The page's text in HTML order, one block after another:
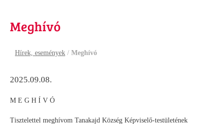
Meghívó
Hírek, események / Meghívó
2025.09.08.
M E G H Í V Ó
Tisztelettel meghívom Tanakajd Község Képviselő-testületének